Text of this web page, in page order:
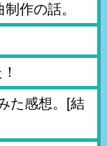
作の話。
た感想。[結